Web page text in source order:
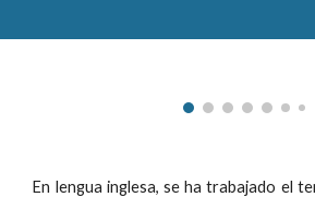
En lengua inglesa, se ha trabajado el